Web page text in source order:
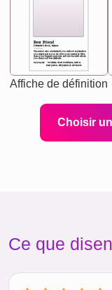
Best Friend
[<NAME>] Noun, feminie
Synonyms: Soulmate, closet confidante, sister at
heart person, life partner in adventure.
The person who understands you without explanation
you accepts just as you are. She's your partner in life's,
chaos your biggest supporter, and the one with whom
you share your best memories.
Affiche de définition
Choisir
Ce que